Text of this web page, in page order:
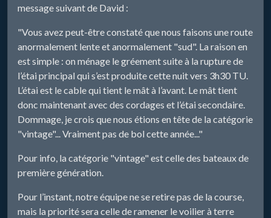
message suivant de David :
"Vous avez peut-être constaté que nous faisons une route
anormalement lente et anormalement "sud". La raison en
est simple : on ménage le gréement suite à la rupture de
l’étai principal qui s’est produite cette nuit vers 3h30 TU.
L’étai est le cable qui tient le mât à l’avant. Le mât tient
donc maintenant avec des cordages et l’étai secondaire.
Dommage, je crois que nous étions en tête de la catégorie
"vintage"... Vraiment pas de bol cette année..."
Pour info, la catégorie "vintage" est celle des bateaux de
première génération.
Pour l’instant, notre équipe ne se retire pas de la course,
mais la priorité sera celle de ramener le voilier à terre